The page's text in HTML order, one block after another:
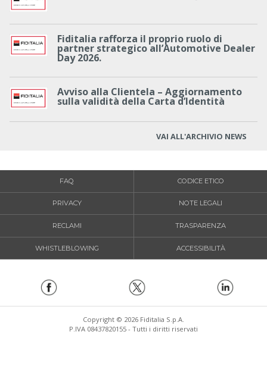
VAI ALL'ARCHIVIO NEWS
Fiditalia rafforza il proprio ruolo di
partner strategico all’Automotive Dealer
Day 2026.
Avviso alla Clientela – Aggiornamento
sulla validità della Carta d’Identità
FAQ CODICE ETICO
PRIVACY NOTE LEGALI
RECLAMI TRASPARENZA
WHISTLEBLOWING ACCESSIBILITÀ
Copyright © 2026 Fiditalia S.p.A.
P.IVA 08437820155 - Tutti i diritti riservati